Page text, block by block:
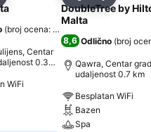
(broj ocena: 17.650
Centar
0.3
WiFi
DoubleTree by
Malta
8,6 Odlično (broj
Qawra, Centar
udaljenost 0.7 km
Besplatan WiFi
Bazen
Spa